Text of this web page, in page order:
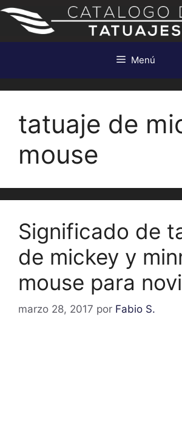
Saltar
contenido
Menú
tatuaje de
mouse
Significado de
de mickey y
mouse para
marzo 28, 2017 por Fabio S.